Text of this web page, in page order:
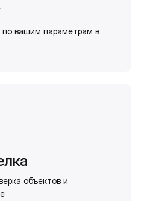
вашим параметрам в
объектов и